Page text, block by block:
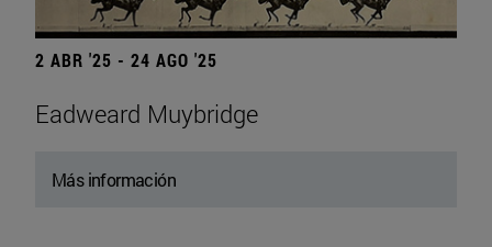
2 ABR '25 - 24 AGO '25
Eadweard Muybridge
Más información